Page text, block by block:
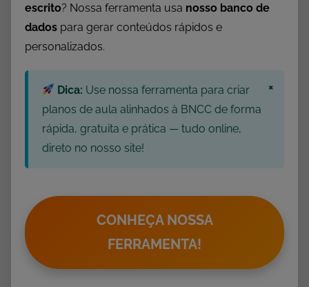
r
n
o
t
s
escrito? Nossa ferramenta usa nosso banco de
dados para gerar conteúdos rápidos e
personalizados.
Dica: Use nossa ferramenta para criar
planos de aula alinhados à BNCC de forma
rápida, gratuita e prática — tudo online,
direto no nosso site!
×
CONHEÇA NOSSA
FERRAMENTA!